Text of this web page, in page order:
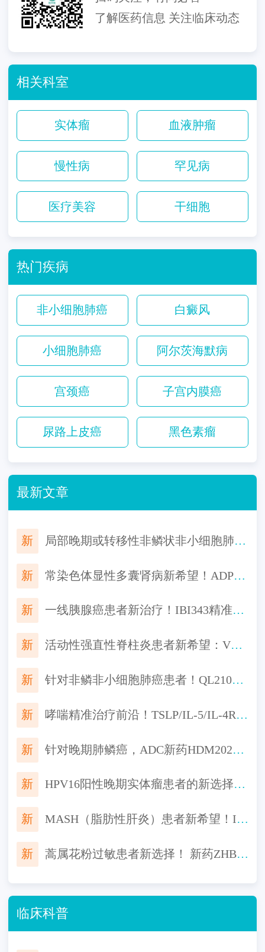
了解医药信息 关注临床动态
相关科室
实体瘤 血液肿瘤
慢性病 罕见病
医疗美容 干细胞
热门疾病
非小细胞肺癌 白癜风
小细胞肺癌 阿尔茨海默病
宫颈癌 子宫内膜癌
尿路上皮癌 黑色素瘤
最新文章
新 局部晚期或转移性非鳞状非小细胞肺癌一线用药，HB0025注射液联合化疗对比替雷利珠单抗联合化疗来了
新 常染色体显性多囊肾病新希望！ADPKD创新生物制品AZD1613，有望延缓肾功能恶化
新 一线胰腺癌患者新治疗！IBI343精准打击CLDN18.2阳性肿瘤，免费入组机会！
新 活动性强直性脊柱炎患者新希望：VC005片III期研究招募中，口服便捷，起效迅速
新 针对非鳞非小细胞肺癌患者！QL2107生物类似药启动III期研究，对标Keytruda一线治疗非鳞非小细胞肺癌
新 哮喘精准治疗前沿！TSLP/IL-5/IL-4Rα靶点新药III期临床进展汇总
新 针对晚期肺鳞癌，ADC新药HDM2020启动临床，“魔法子弹”精准打击，机会不容错过！
新 HPV16阳性晚期实体瘤患者的新选择！全新环状RNA疫苗TI-0093临床招募启动
新 MASH（脂肪性肝炎）患者新希望！IBI362临床启动：聚焦肝组织学改善
新 蒿属花粉过敏患者新选择！ 新药ZHB110舌下片免费用，告别长期过敏困扰！
临床科普